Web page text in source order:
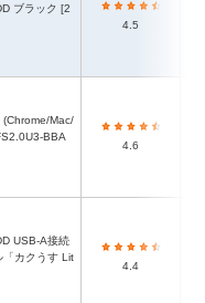
4.5
BBA
4.6
「カクうす Lit
4.4